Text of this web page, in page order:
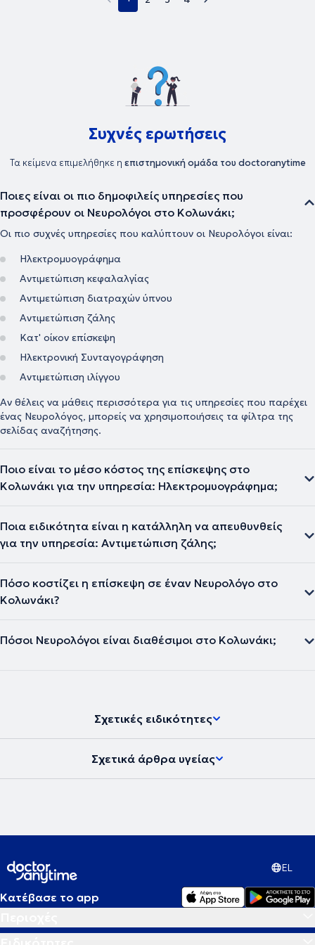
Συχνές ερωτήσεις
Τα κείμενα επιμελήθηκε η επιστημονική ομάδα του doctoranytime
Ποιες είναι οι πιο δημοφιλείς υπηρεσίες που
προσφέρουν οι Νευρολόγοι στο Κολωνάκι;
Οι πιο συχνές υπηρεσίες που καλύπτουν οι Νευρολόγοι είναι:
Ηλεκτρομυογράφημα
Αντιμετώπιση κεφαλαλγίας
Αντιμετώπιση διατραχών ύπνου
Αντιμετώπιση ζάλης
Κατ' οίκον επίσκεψη
Ηλεκτρονική Συνταγογράφηση
Αντιμετώπιση ιλίγγου
Αν θέλεις να μάθεις περισσότερα για τις υπηρεσίες που παρέχει
ένας Νευρολόγος, μπορείς να χρησιμοποιήσεις τα φίλτρα της
σελίδας αναζήτησης.
Ποιο είναι το μέσο κόστος της επίσκεψης στο
Κολωνάκι για την υπηρεσία: Ηλεκτρομυογράφημα;
Ποια ειδικότητα είναι η κατάλληλη να απευθυνθείς
για την υπηρεσία: Αντιμετώπιση ζάλης;
Πόσο κοστίζει η επίσκεψη σε έναν Νευρολόγο στο
Κολωνάκι?
Πόσοι Νευρολόγοι είναι διαθέσιμοι στο Κολωνάκι;
Σχετικές ειδικότητες
Σχετικά άρθρα υγείας
EL
Κατέβασε το app